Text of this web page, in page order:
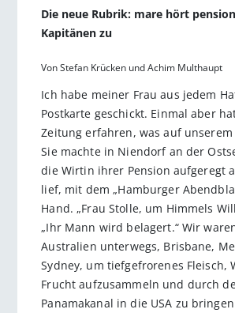
Die neue Rubrik: mare hört
Kapitänen zu
Von Stefan Krücken und Achim Multhaupt
Ich habe meiner Frau aus jedem
Postkarte geschickt. Einmal aber
Zeitung erfahren, was auf
Sie machte in Niendorf an der
die Wirtin ihrer Pension aufgeregt
lief, mit dem „Hamburger
Hand. „Frau Stolle, um Himmels
„Ihr Mann wird belagert.“ Wir
Australien unterwegs, Brisbane,
Sydney, um tiefgefrorenes Fleisch,
Frucht aufzusammeln und durch
Panamakanal in die USA zu